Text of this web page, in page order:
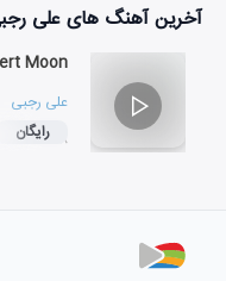
آخرین آهنگ های علی
Moon
علی رجبی
۰۵:۰۸رایگان